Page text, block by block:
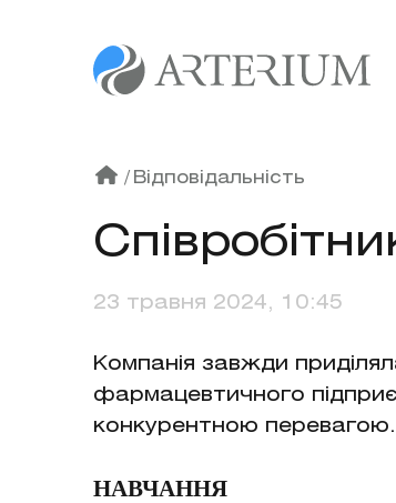
/ Відповідальність
23 травня 2024, 10:45
Компанія завжди
фармацевтичного
конкурентною перевагою.
НАВЧАННЯ